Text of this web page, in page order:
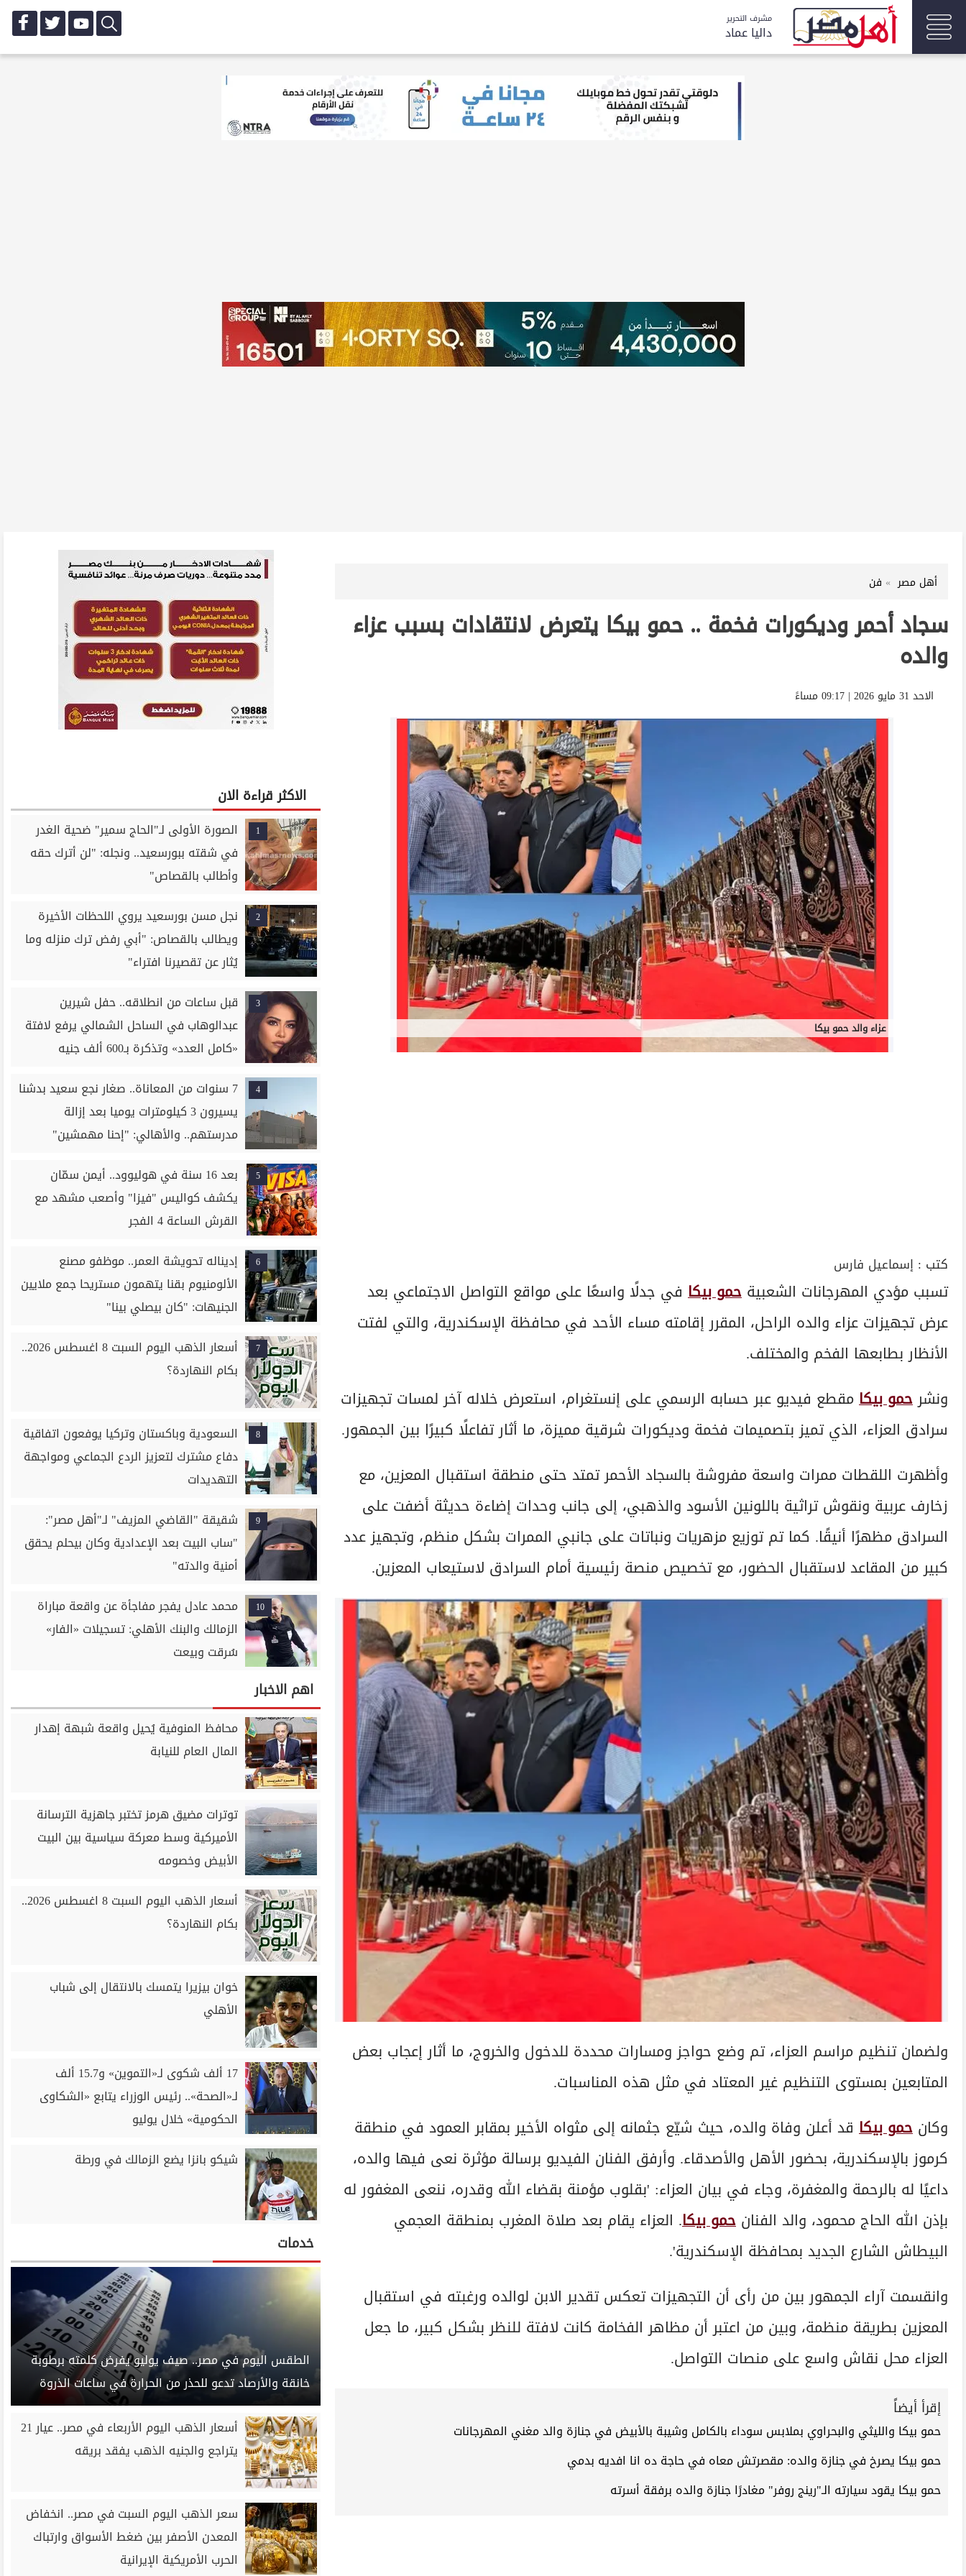
مشرف التحرير
داليا عماد
أهل مصر فن
سجاد أحمر وديكورات فخمة .. حمو بيكا يتعرض لانتقادات بسبب عزاء
والده
الاحد 31 مايو 2026 | 09:17 مساءً
عزاء والد حمو بيكا
كتب : إسماعيل فارس
تسبب مؤدي المهرجانات الشعبية حمو بيكا في جدلًا واسعًا على مواقع التواصل الاجتماعي بعد
عرض تجهيزات عزاء والده الراحل، المقرر إقامته مساء الأحد في محافظة الإسكندرية، والتي لفتت
الأنظار بطابعها الفخم والمختلف.
ونشرحمو بيكامقطع فيديو عبر حسابه الرسمي على إنستغرام، استعرض خلاله آخر لمسات تجهيزات
سرادق العزاء، الذي تميز بتصميمات فخمة وديكورات شرقية مميزة، ما أثار تفاعلًا كبيرًا بين الجمهور.
وأظهرت اللقطات ممرات واسعة مفروشة بالسجاد الأحمر تمتد حتى منطقة استقبال المعزين، مع
زخارف عربية ونقوش تراثية باللونين الأسود والذهبي، إلى جانب وحدات إضاءة حديثة أضفت على
السرادق مظهرًا أنيقًا. كما تم توزيع مزهريات ونباتات على جانبي الممرات بشكل منظم، وتجهيز عدد
كبير من المقاعد لاستقبال الحضور، مع تخصيص منصة رئيسية أمام السرادق لاستيعاب المعزين.
ولضمان تنظيم مراسم العزاء، تم وضع حواجز ومسارات محددة للدخول والخروج، ما أثار إعجاب بعض
المتابعين بمستوى التنظيم غير المعتاد في مثل هذه المناسبات.
وكان حمو بيكا قد أعلن وفاة والده، حيث شيّع جثمانه إلى مثواه الأخير بمقابر العمود في منطقة
كرموز بالإسكندرية، بحضور الأهل والأصدقاء. وأرفق الفنان الفيديو برسالة مؤثرة نعى فيها والده،
داعيًا له بالرحمة والمغفرة، وجاء في بيان العزاء: 'بقلوب مؤمنة بقضاء الله وقدره، ننعى المغفور له
بإذن الله الحاج محمود، والد الفنان حمو بيكا. العزاء يقام بعد صلاة المغرب بمنطقة العجمي
البيطاش الشارع الجديد بمحافظة الإسكندرية'.
وانقسمت آراء الجمهور بين من رأى أن التجهيزات تعكس تقدير الابن لوالده ورغبته في استقبال
المعزين بطريقة منظمة، وبين من اعتبر أن مظاهر الفخامة كانت لافتة للنظر بشكل كبير، ما جعل
العزاء محل نقاش واسع على منصات التواصل.
إقرأ أيضاً
حمو بيكا والليثي والبحراوي بملابس سوداء بالكامل وشيبة بالأبيض في جنازة والد مغني المهرجانات
حمو بيكا يصرخ في جنازة والده: مقصرتش معاه في حاجة ده انا افديه بدمي
حمو بيكا يقود سيارته الـ"رينج روفر" مغادرًا جنازة والده برفقة أسرته
الاكثر قراءة الان
1
الصورة الأولى لـ"الحاج سمير" ضحية الغدر
في شقته ببورسعيد.. ونجله: "لن أترك حقه
وأطالب بالقصاص"
2
نجل مسن بورسعيد يروي اللحظات الأخيرة
ويطالب بالقصاص: "أبي رفض ترك منزله وما
يُثار عن تقصيرنا افتراء"
3
قبل ساعات من انطلاقه.. حفل شيرين
عبدالوهاب في الساحل الشمالي يرفع لافتة
«كامل العدد» وتذكرة بـ600 ألف جنيه
4
7 سنوات من المعاناة.. صغار نجع سعيد بدشنا
يسيرون 3 كيلومترات يوميا بعد إزالة
مدرستهم.. والأهالي: "إحنا مهمشين"
5
بعد 16 سنة في هوليوود.. أيمن سمّان
يكشف كواليس "فيزا" وأصعب مشهد مع
القرش الساعة 4 الفجر
6
إديناله تحويشة العمر.. موظفو مصنع
الألومنيوم بقنا يتهمون مستريحا جمع ملايين
الجنيهات: "كان بيصلي بينا"
7
أسعار الذهب اليوم السبت 8 اغسطس 2026..
بكام النهاردة؟
8
السعودية وباكستان وتركيا يوفعون اتفاقية
دفاع مشترك لتعزيز الردع الجماعي ومواجهة
التهديدات
9
شقيقة "القاضي المزيف" لـ"أهل مصر":
"ساب البيت بعد الإعدادية وكان بيحلم يحقق
أمنية والدته"
10
محمد عادل يفجر مفاجأة عن واقعة مباراة
الزمالك والبنك الأهلي: تسجيلات «الفار»
سُرقت وبيعت
اهم الاخبار
محافظ المنوفية يُحيل واقعة شبهة إهدار
المال العام للنيابة
توترات مضيق هرمز تختبر جاهزية الترسانة
الأميركية وسط معركة سياسية بين البيت
الأبيض وخصومه
أسعار الذهب اليوم السبت 8 اغسطس 2026..
بكام النهاردة؟
خوان بيزيرا يتمسك بالانتقال إلى شباب
الأهلي
17 ألف شكوى لـ«التموين» و15.7 ألف
لـ«الصحة».. رئيس الوزراء يتابع «الشكاوى
الحكومية» خلال يوليو
شيكو بانزا يضع الزمالك في ورطة
خدمات
الطقس اليوم في مصر.. صيف يوليو يفرض كلمته برطوبة
خانقة والأرصاد تدعو للحذر من الحرارة في ساعات الذروة
أسعار الذهب اليوم الأربعاء في مصر.. عيار 21
يتراجع والجنيه الذهب يفقد بريقه
سعر الذهب اليوم السبت في مصر.. انخفاض
المعدن الأصفر بين ضغط الأسواق وارتباك
الحرب الأمريكية الإيرانية